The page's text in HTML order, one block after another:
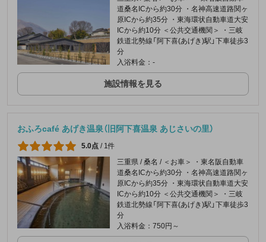
道桑名ICから約30分 ・名神高速道路関ヶ
原ICから約35分 ・東海環状自動車道大安
ICから約10分 ＜公共交通機関＞ ・三岐
鉄道北勢線「阿下喜(あげき)駅」下車徒歩3
分
入浴料金：-
施設情報を見る
おふろcafé あげき温泉（旧阿下喜温泉 あじさいの里）
5.0点 / 1件
三重県 / 桑名 / ＜お車＞ ・東名阪自動車
道桑名ICから約30分 ・名神高速道路関ヶ
原ICから約35分 ・東海環状自動車道大安
ICから約10分 ＜公共交通機関＞ ・三岐
鉄道北勢線「阿下喜(あげき)駅」下車徒歩3
分
入浴料金：750円～